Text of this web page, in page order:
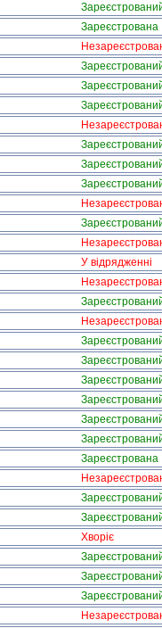
Зареєстрована
У відрядженні
Зареєстрована
Хворіє